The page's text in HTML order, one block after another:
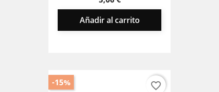
Añadir al carrito
-15% favorite_border